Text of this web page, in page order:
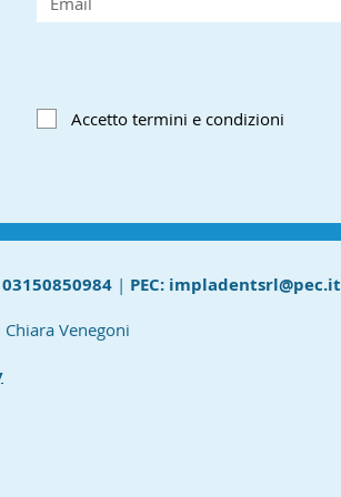
Accetto termini e condizioni
| PEC: impladentsrl@pec.it
Venegoni